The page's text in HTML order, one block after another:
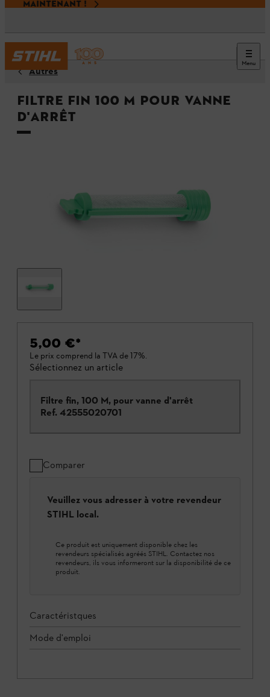
MAINTENANT !
Menu
Autres
Filtre fin 100 M pour vanne
d'arrêt
5,00 €*
Le prix comprend la TVA de 17%.
Sélectionnez un article
Filtre fin, 100 M, pour vanne d'arrêt
Ref. 42555020701
Comparer
Veuillez vous adresser à votre revendeur
STIHL local.
Ce produit est uniquement disponible chez les
revendeurs spécialisés agréés STIHL. Contactez nos
revendeurs, ils vous informeront sur la disponibilité de ce
produit.
Caractéristques
Mode d'emploi